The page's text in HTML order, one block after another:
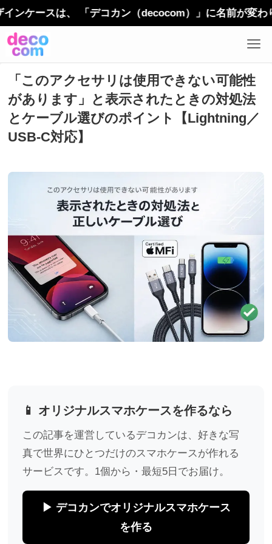
スは、 「デコカン（decocom）」に名前が変わりまし
「このアクセサリは使用できない可能性
があります」と表示されたときの対処法
とケーブル選びのポイント【Lightning／
USB-C対応】
📱 オリジナルスマホケースを作るなら
この記事を運営しているデコカンは、好きな写
真で世界にひとつだけのスマホケースが作れる
サービスです。1個から・最短5日でお届け。
▶ デコカンでオリジナルスマホケース
を作る